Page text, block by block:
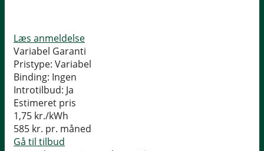
Læs anmeldelse
Variabel Garanti
Pristype: Variabel
Binding: Ingen
Introtilbud: Ja
Estimeret pris
1,75 kr./kWh
585 kr. pr. måned
Gå til tilbud